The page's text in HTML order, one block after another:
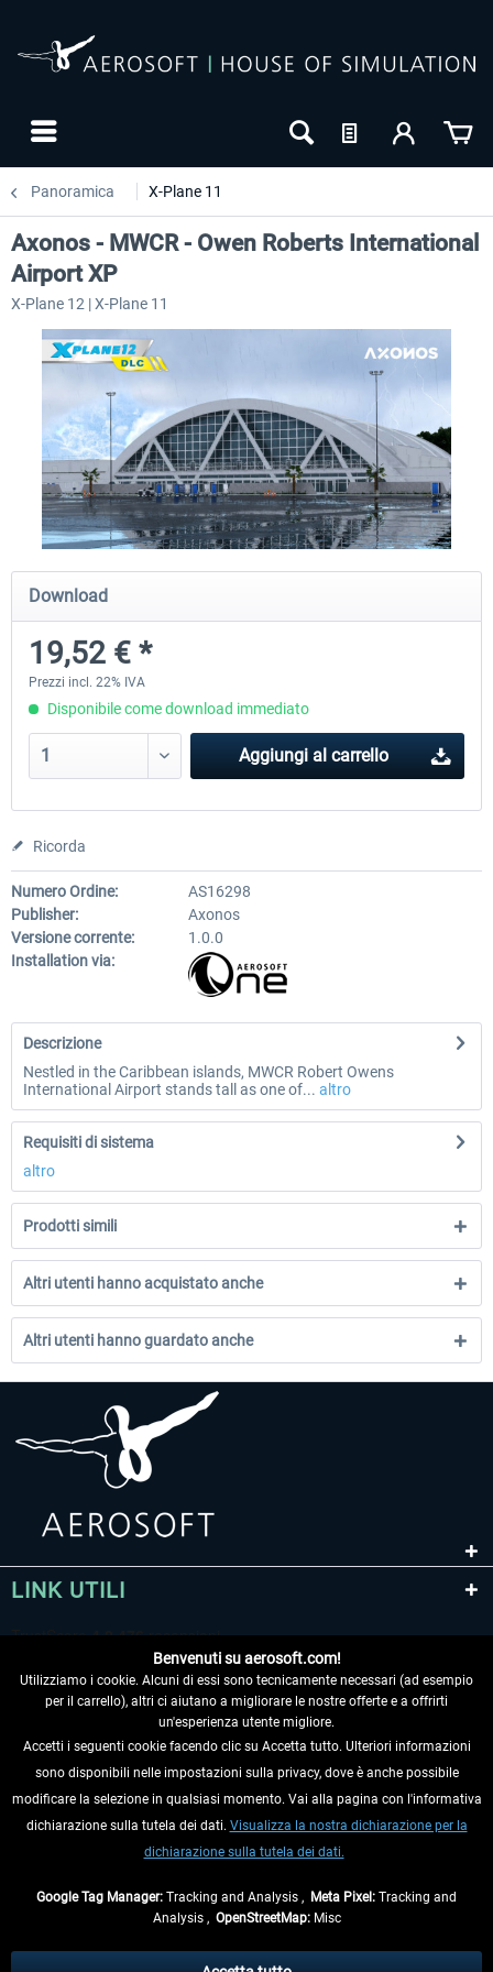
Panoramica X-Plane 11
(Windows)
45,70 € *
Axonos - MWCR - Owen Roberts International
Airport XP
X-Plane 12 | X-Plane 11
Download
19,52 € *
Prezzi incl. 22% IVA
Disponibile come download immediato
Aggiungi al carrello
Ricorda
Numero Ordine:
AS16298
Publisher:
Axonos
Versione corrente:
1.0.0
Installation via:
Descrizione
Nestled in the Caribbean islands, MWCR Robert Owens
International Airport stands tall as one of... altro
Requisiti di sistema
altro
Prodotti simili
Altri utenti hanno acquistato anche
Altri utenti hanno guardato anche
LINK UTILI
RECEDERE DAL CONTRATTO
INFORMAZIONI
eventualmente le spese di spedizione, se non diversamente descritto.
Benvenuti su aerosoft.com!
Utilizziamo i cookie. Alcuni di essi sono tecnicamente necessari (ad esempio
per il carrello), altri ci aiutano a migliorare le nostre offerte e a offrirti
un'esperienza utente migliore.
Accetti i seguenti cookie facendo clic su Accetta tutto. Ulteriori informazioni
sono disponibili nelle impostazioni sulla privacy, dove è anche possibile
modificare la selezione in qualsiasi momento. Vai alla pagina con l'informativa
dichiarazione sulla tutela dei dati. Visualizza la nostra dichiarazione per la
dichiarazione sulla tutela dei dati.
Google Tag Manager: Tracking and Analysis , Meta Pixel: Tracking and
Analysis , OpenStreetMap:Misc